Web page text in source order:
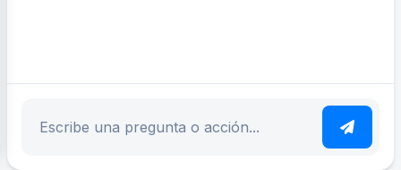
Escribe tu pregunta